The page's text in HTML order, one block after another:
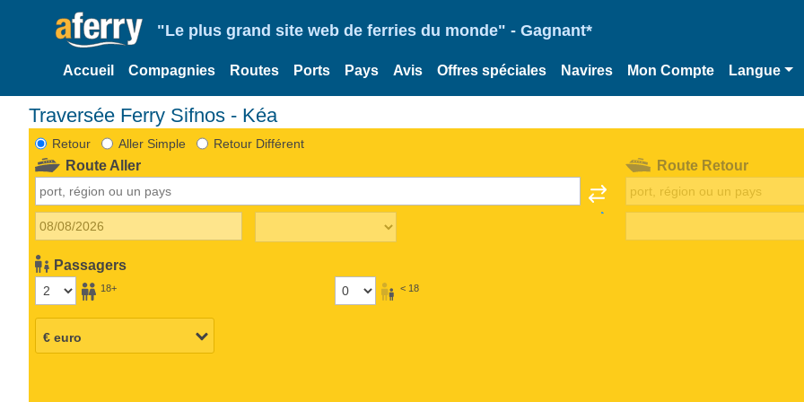
"Le plus grand site web de ferries du monde" - Gagnant*
Accueil Compagnies Routes Ports Pays Avis Offres spéciales Navires Mon Compte Langue
Traversée Ferry Sifnos - Kéa
Retour Aller Simple Retour Différent
Route Aller
Passagers
18+ < 18
Route Retour